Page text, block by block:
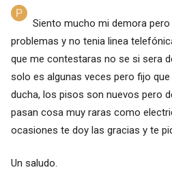
Siento mucho mi demora
problemas y no tenia linea
que me contestaras no se si sera
solo es algunas veces pero fijo
ducha, los pisos son nuevos pero
pasan cosa muy raras como
ocasiones te doy las gracias y te
Un saludo.